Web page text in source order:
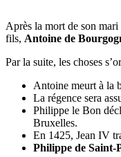
Après la mort de son mari
fils, Antoine de
Par la suite, les choses
Antoine meurt à la
La régence sera
Philippe le Bon
Bruxelles.
En 1425, Jean IV
Philippe de Saint-